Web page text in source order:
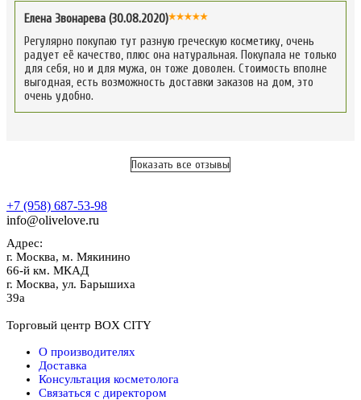
Елена Звонарева (30.08.2020)
Регулярно покупаю тут разную греческую косметику, очень
радует её качество, плюс она натуральная. Покупала не только
для себя, но и для мужа, он тоже доволен. Стоимость вполне
выгодная, есть возможность доставки заказов на дом, это
очень удобно.
Показать все отзывы
+7 (958) 687-53-98
info@olivelove.ru
Адрес:
г. Москва, м. Мякинино
66-й км. МКАД
г. Москва, ул. Барышиха
39а
Торговый центр BOX CITY
О производителях
Доставка
Консультация косметолога
Связаться с директором